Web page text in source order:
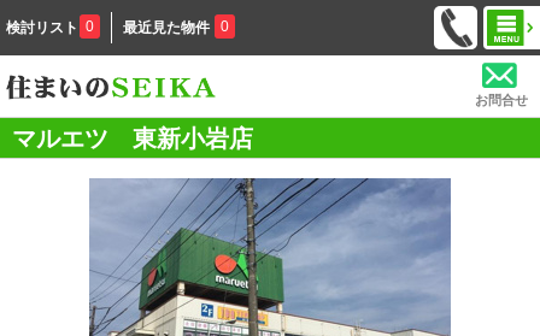
検討リスト 0 最近見た物件 0
お問合せ
マルエツ 東新小岩店